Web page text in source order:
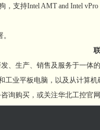
支持Intel AMT and Intel
联
生产、销售及服务于一体
业平板电脑，以及从计算
购买，或关注华北工控官